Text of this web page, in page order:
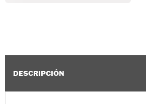
DESCRIPCIÓN